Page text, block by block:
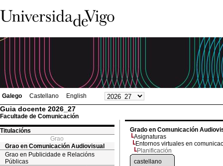
Galego Castellano English
Guia docente 2026_27
Facultade de Comunicación
Titulacións
Grao
Grao en Comunicación Audiovisual
Grao en Publicidade e Relacións
Públicas
Grado en Comunicación
Asignaturas
Entornos virtuales en
Planificación
castellano